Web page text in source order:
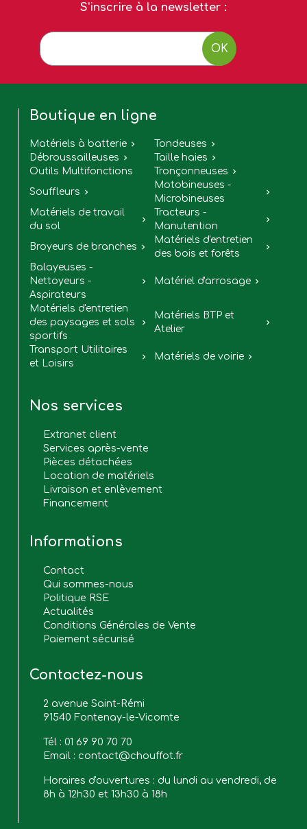
S'inscrire à la newsletter :
OK
Boutique en ligne
Matériels à batterie  Tondeuses 
Débroussailleuses  Taille haies 
Outils Multifonctions Tronçonneuses 
Souffleurs 
Motobineuses -
Microbineuses

Matériels de travail
du sol

Tracteurs -
Manutention

Broyeurs de branches 
Matériels d'entretien
des bois et forêts

Balayeuses -
Nettoyeurs -
Aspirateurs
 Matériel d'arrosage 
Matériels d'entretien
des paysages et sols
sportifs

Matériels BTP et
Atelier

Transport Utilitaires
et Loisirs
 Matériels de voirie 
Nos services
Extranet client
Services après-vente
Pièces détachées
Location de matériels
Livraison et enlèvement
Financement
Informations
Contact
Qui sommes-nous
Politique RSE
Actualités
Conditions Générales de Vente
Paiement sécurisé
Contactez-nous
2 avenue Saint-Rémi
91540 Fontenay-le-Vicomte
Tél : 01 69 90 70 70
Email : contact@chouffot.fr
Horaires d'ouvertures : du lundi au vendredi, de
8h à 12h30 et 13h30 à 18h